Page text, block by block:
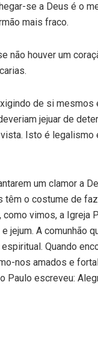
se a Deus é o
mais fraco.
não houver um
de si mesmos
jejuar de
Isto é legalismo
um clamor a
têm o costume de
vimos, a Igreja
je­jum. A comunhão
Quando
nos amados e
Paulo escreveu: